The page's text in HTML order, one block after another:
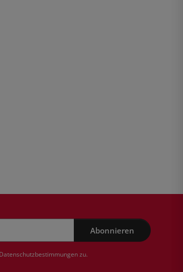
Abonnieren
Datenschutzbestimmungenzu.